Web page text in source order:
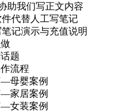
助我们写正文内容
件代替人工写笔记
记演示与充值说明
题
流程
—母婴案例
—家居案例
—女装案例